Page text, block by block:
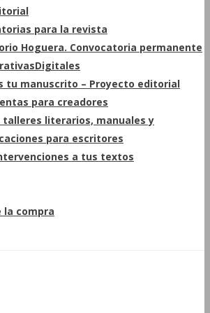
para la revista
Hoguera. Convocatoria permanente
tu manuscrito – Proyecto editorial
para creadores
talleres literarios, manuales y
para escritores
a tus textos
la compra